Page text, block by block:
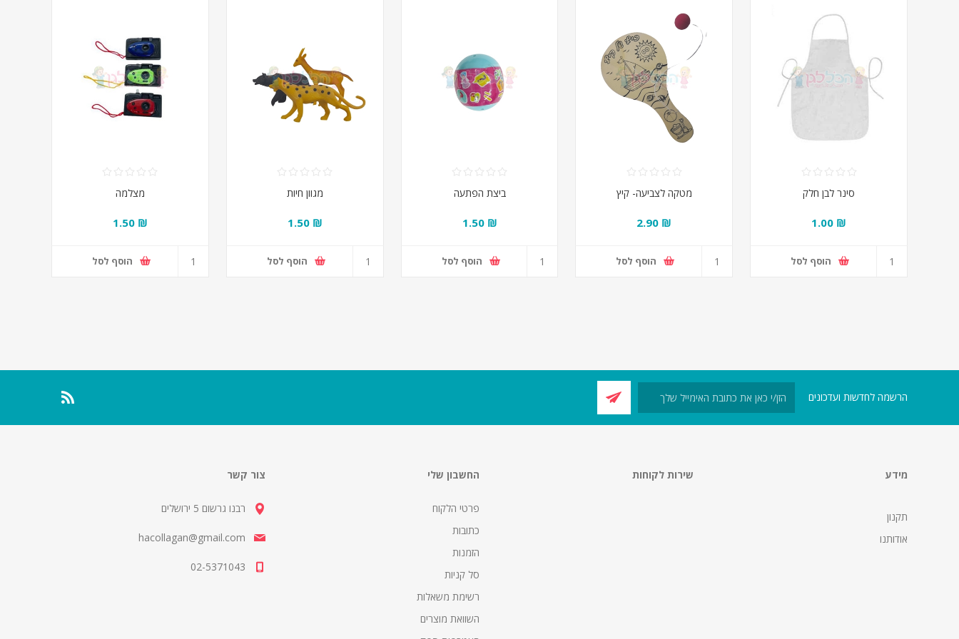
סינר לבן חלק
₪ 1.00
הוסף לסל
מטקה לצביעה- קיץ
₪ 2.90
הוסף לסל
ביצת הפתעה
₪ 1.50
הוסף לסל
מגוון חיות
₪ 1.50
הוסף לסל
מצלמה
₪ 1.50
הוסף לסל
הרשמה לחדשות ועדכונים
מידע
תקנון
אודותנו
שירות לקוחות החשבון שלי
פרטי הלקוח
כתובות
הזמנות
סל קניות
רשימת משאלות
השוואת מוצרים
צור קשר
רבנו גרשום 5 ירושלים
hacollagan@gmail.com
02-5371043